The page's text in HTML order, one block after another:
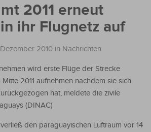
2011 erneut
ihr Flugnetz auf
2010 in Nachrichten
wird erste Flüge der Strecke
2011 aufnehmen nachdem sie sich
hat, meldete die zivile
(DINAC)
den paraguayischen Luftraum vor 14